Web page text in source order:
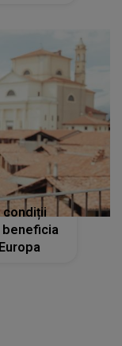
condiții